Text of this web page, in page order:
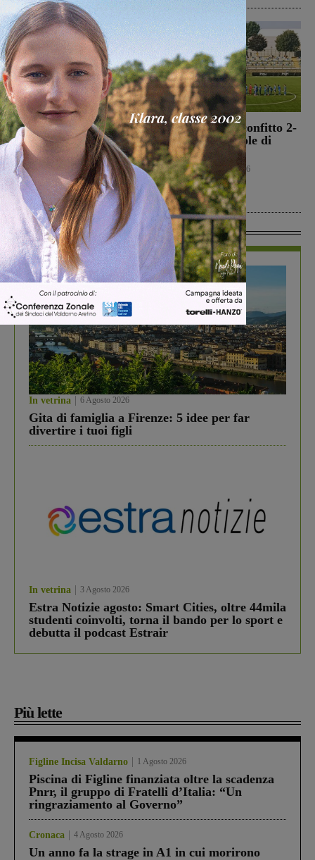
Morto Francesco
Guccini, aveva 86 anni.
Il 25 aprile del 2024
venne a Gropina per
celebrare la Liberazione
Cronaca 6 Agosto 2026
Montevarchi sconfitto 2-
0 nell’amichevole di
Piancastagnaio
Calcio 6 Agosto 2026
In Vetrina
In vetrina 6 Agosto 2026
Gita di famiglia a Firenze: 5 idee per far
divertire i tuoi figli
In vetrina 3 Agosto 2026
Estra Notizie agosto: Smart Cities, oltre 44mila
studenti coinvolti, torna il bando per lo sport e
debutta il podcast Estrair
Più lette
Figline Incisa Valdarno 1 Agosto 2026
Piscina di Figline finanziata oltre la scadenza
Pnrr, il gruppo di Fratelli d’Italia: “Un
ringraziamento al Governo”
Cronaca 4 Agosto 2026
Un anno fa la strage in A1 in cui morirono